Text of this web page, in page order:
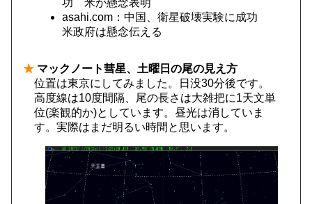
功 米が懸念表明
asahi.com：中国、衛星破壊実験に成功
米政府は懸念伝える
★ マックノート彗星、土曜日の尾の見え方
位置は東京にしてみました。日没30分後です。
高度線は10度間隔、尾の長さは大雑把に1天文単
位(楽観的か)としています。昼光は消していま
す。実際はまだ明るい時間と思います。